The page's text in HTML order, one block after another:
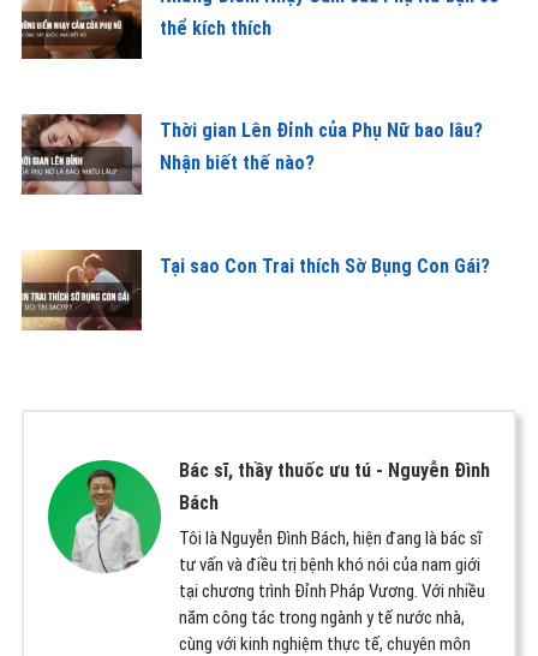
thể kích thích
Thời gian Lên Đỉnh của Phụ Nữ bao lâu?
Nhận biết thế nào?
Tại sao Con Trai thích Sờ Bụng Con Gái?
Bác sĩ, thầy thuốc ưu tú - Nguyễn Đình
Bách
Tôi là Nguyễn Đình Bách, hiện đang là bác sĩ
tư vấn và điều trị bệnh khó nói của nam giới
tại chương trình Đỉnh Pháp Vương. Với nhiều
năm công tác trong ngành y tế nước nhà,
cùng với kinh nghiệm thực tế, chuyên môn